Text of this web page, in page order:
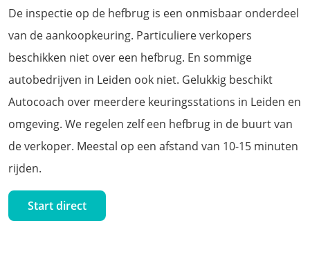
De inspectie op de hefbrug is een onmisbaar onderdeel
van de aankoopkeuring. Particuliere verkopers
beschikken niet over een hefbrug. En sommige
autobedrijven in Leiden ook niet. Gelukkig beschikt
Autocoach over meerdere keuringsstations in Leiden en
omgeving. We regelen zelf een hefbrug in de buurt van
de verkoper. Meestal op een afstand van 10-15 minuten
rijden.
Start direct